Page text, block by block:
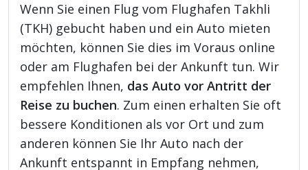
Wenn Sie einen Flug vom Flughafen Takhli
(TKH) gebucht haben und ein Auto mieten
möchten, können Sie dies im Voraus online
oder am Flughafen bei der Ankunft tun. Wir
empfehlen Ihnen, das Auto vor Antritt der
Reise zu buchen. Zum einen erhalten Sie oft
bessere Konditionen als vor Ort und zum
anderen können Sie Ihr Auto nach der
Ankunft entspannt in Empfang nehmen,